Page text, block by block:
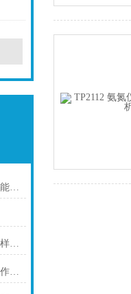
柴油闭口闪点测定仪性能与功能特点
氨氮分析仪的安装、校准及水样测量
机械杂质测定仪主要特点及操作方法